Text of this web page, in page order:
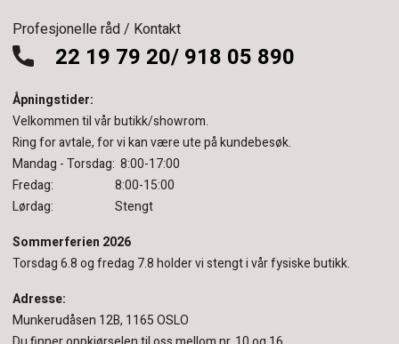
Profesjonelle råd / Kontakt
22 19 79 20/ 918 05 890
Åpningstider:
Velkommen til vår butikk/showrom.
Ring for avtale, for vi kan være ute på kundebesøk.
Mandag - Torsdag: 8:00-17:00
Fredag: 8:00-15:00
Lørdag: Stengt
Sommerferien 2026
Torsdag 6.8 og fredag 7.8 holder vi stengt i vår fysiske butikk.
Adresse:
Munkerudåsen 12B, 1165 OSLO